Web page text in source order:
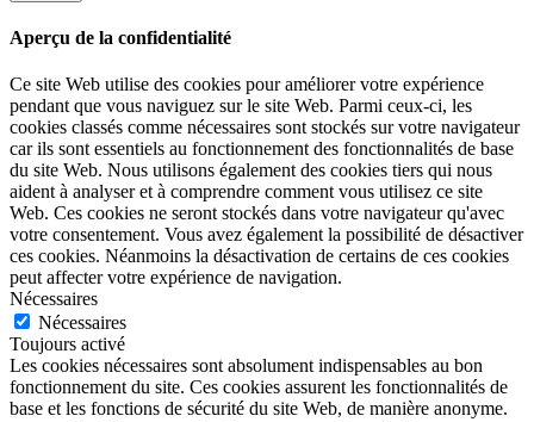
Aperçu de la confidentialité
Ce site Web utilise des cookies pour améliorer votre expérience
pendant que vous naviguez sur le site Web. Parmi ceux-ci, les
cookies classés comme nécessaires sont stockés sur votre navigateur
car ils sont essentiels au fonctionnement des fonctionnalités de base
du site Web. Nous utilisons également des cookies tiers qui nous
aident à analyser et à comprendre comment vous utilisez ce site
Web. Ces cookies ne seront stockés dans votre navigateur qu'avec
votre consentement. Vous avez également la possibilité de désactiver
ces cookies. Néanmoins la désactivation de certains de ces cookies
peut affecter votre expérience de navigation.
Nécessaires
Nécessaires
Toujours activé
Les cookies nécessaires sont absolument indispensables au bon
fonctionnement du site. Ces cookies assurent les fonctionnalités de
base et les fonctions de sécurité du site Web, de manière anonyme.